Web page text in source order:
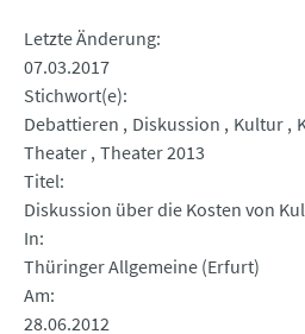
Letzte Änderung
07.03.2017
Stichwort(e)
Debattieren
Diskussion Kultur
Theater Theater 2013
Titel
Diskussion über die Kosten von
In
Thüringer Allgemeine (Erfurt)
Am
28.06.2012